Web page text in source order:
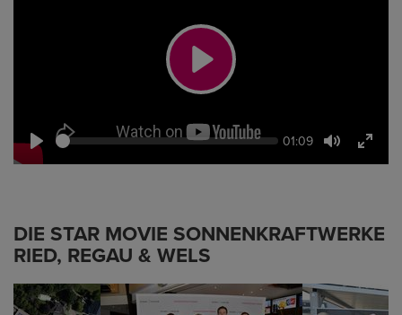
Play
Play
Seek Current
01:09
Mute
DIE STAR MOVIE SONNENKRAFTWERKE
RIED, REGAU & WELS